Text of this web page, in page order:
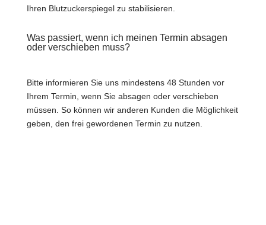
Ihren Blutzuckerspiegel zu stabilisieren.
Was passiert, wenn ich meinen Termin absagen
oder verschieben muss?
Bitte informieren Sie uns mindestens 48 Stunden vor
Ihrem Termin, wenn Sie absagen oder verschieben
müssen. So können wir anderen Kunden die Möglichkeit
geben, den frei gewordenen Termin zu nutzen.